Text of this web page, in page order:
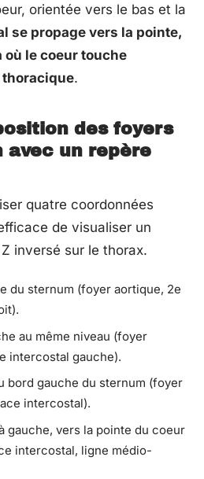
orientée vers le bas et la
se propage vers la pointe,
où le coeur touche
.
des foyers
avec un repère
quatre coordonnées
de visualiser un
inversé sur le thorax.
du sternum (foyer aortique, 2e
au même niveau (foyer
intercostal gauche).
bord gauche du sternum (foyer
intercostal).
gauche, vers la pointe du coeur
intercostal, ligne médio-